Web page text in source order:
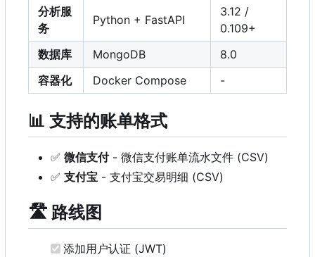
分析服
务
Python + FastAPI
3.12 /
0.109+
数据库
MongoDB
8.0
容器化
Docker Compose -
📊 支持的账单格式
✅ 微信支付- 微信支付账单流水文件 (CSV)
✅ 支付宝 - 支付宝交易明细 (CSV)
🛣️ 路线图
添加用户认证 (JWT)